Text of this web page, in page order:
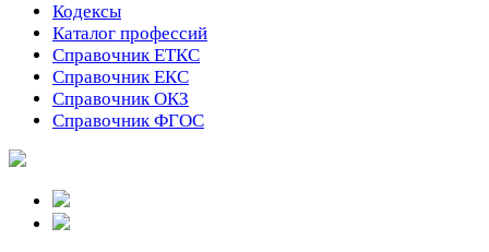
Кодексы
Каталог профессий
Справочник ЕТКС
Справочник ЕКС
Справочник ОКЗ
Справочник ФГОС